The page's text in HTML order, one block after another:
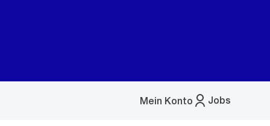
Jobs
Mein Konto
Menü